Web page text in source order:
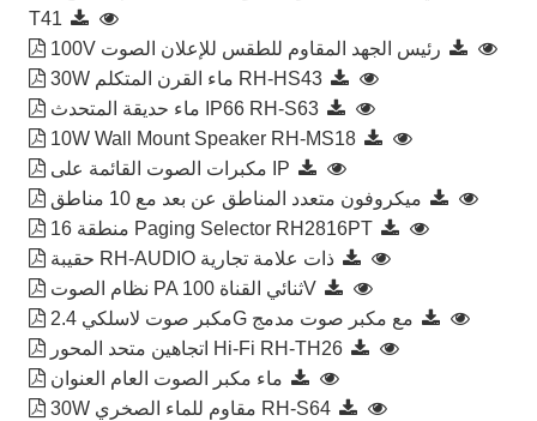
T41
100V رئيس الجهد المقاوم للطقس للإعلان الصوت
30W ماء القرن المتكلم RH-HS43
ماء حديقة المتحدث IP66 RH-S63
10W Wall Mount Speaker RH-MS18
مكبرات الصوت القائمة على IP
ميكروفون متعدد المناطق عن بعد مع 10 مناطق
16 منطقة Paging Selector RH2816PT
حقيبة RH-AUDIO ذات علامة تجارية
نظام الصوت PA ثنائي القناة 100V
مكبر صوت لاسلكي 2.4G مع مكبر صوت مدمج
اتجاهين متحد المحور Hi-Fi RH-TH26
ماء مكبر الصوت العام العنوان
30W مقاوم للماء الصخري RH-S64